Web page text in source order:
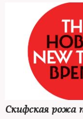
Скифская рожа